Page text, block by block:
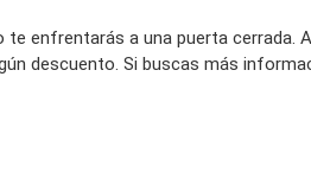
enfrentarás a una puerta cerrada.
descuento. Si buscas más